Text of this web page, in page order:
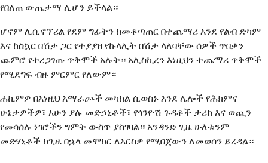
የበለጠ ውጤታማ ሊሆን ይችላል።
ሆኖም ሊሲኖፕሪል የደም ግፊትን ከመቆጣጠር በተጨማሪ እንደ የልብ ድካም
እና ከስኳር በሽታ ጋር የተያያዘ የኩላሊት በሽታ ላለባቸው ሰዎች ጥበቃን
ጨምሮ የተረጋገጡ ጥቅሞች አሉት። አሊስኪረን እነዚህን ተጨማሪ ጥቅሞች
የሚደግፍ ብዙ ምርምር የለውም።
ሐኪምዎ በእነዚህ አማራጮች መካከል ሲወስኑ እንደ ሌሎች የሕክምና
ሁኔታዎችዎ፣ አሁን ያሉ መድኃኒቶች፣ የጎንዮሽ ጉዳቶች ታሪክ እና ወጪን
የመሳሰሉ ነገሮችን ግምት ውስጥ ያስገባል። አንዳንድ ጊዜ ሁለቱንም
መድሃኒቶች ከጊዜ በኋላ መሞከር ለእርስዎ የሚበጀውን ለመወሰን ይረዳል።